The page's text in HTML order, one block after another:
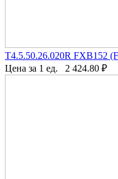
T4.5.50.26.020R FXB152
Цена за 1 ед.
2 424.80 ₽